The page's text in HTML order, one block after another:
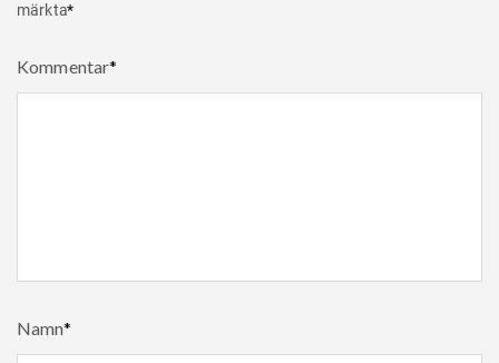
märkta*
Kommentar*
Namn*